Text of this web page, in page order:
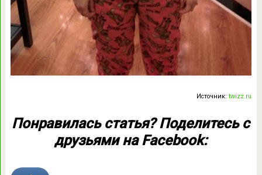
Источник:twizz.ru
Понравилась статья? Поделитесь с
друзьями на Facebook: